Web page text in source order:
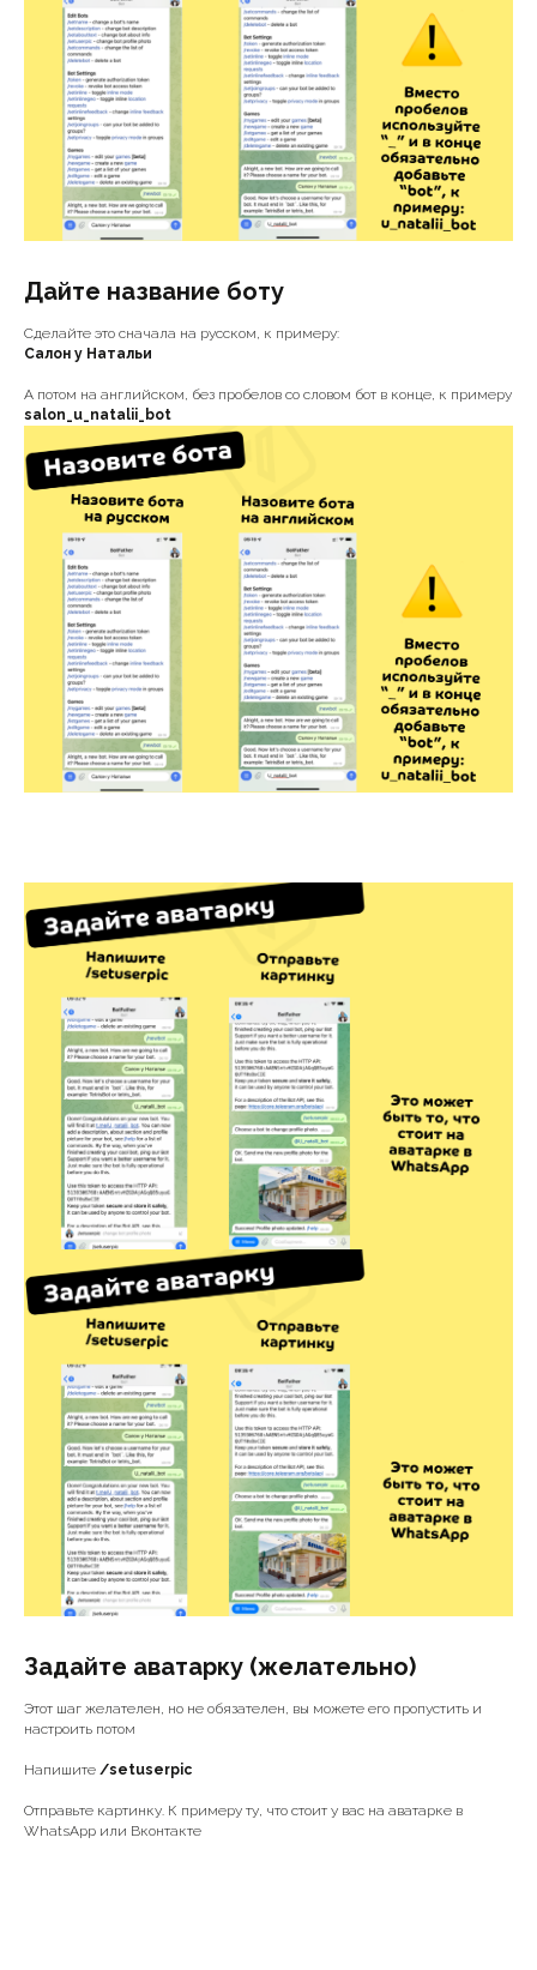
Дайте название боту
Сделайте это сначала на русском, к примеру:
Салон у Натальи
А потом на английском, без пробелов со словом бот в конце, к примеру
salon_u_natalii_bot
Задайте аватарку (желательно)
Этот шаг желателен, но не обязателен, вы можете его пропустить и
настроить потом
Напишите /setuserpic
Отправьте картинку. К примеру ту, что стоит у вас на аватарке в
WhatsApp или Вконтакте